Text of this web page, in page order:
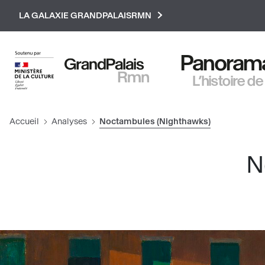
LA GALAXIE GRANDPALAISRMN
L’histoire
Accueil Analyses Noctambules (Nighthawks)